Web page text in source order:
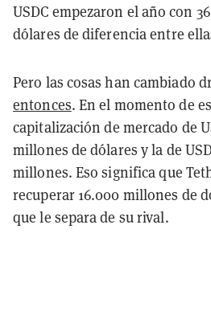
USDC empezaron el año con
dólares de diferencia entre
Pero las cosas han cambiado
entonces. En el momento de
capitalización de mercado de
millones de dólares y la de
millones. Eso significa que
recuperar 16.000 millones de
que le separa de su rival.